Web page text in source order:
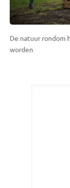
De natuur rondom
worden